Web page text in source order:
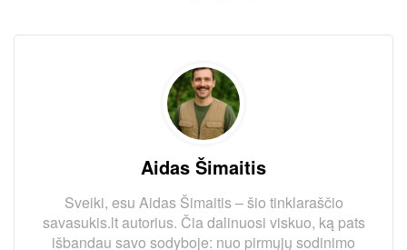
Aidas Šimaitis
Sveiki, esu Aidas Šimaitis – šio tinklaraščio
savasukis.lt autorius. Čia dalinuosi viskuo, ką pats
išbandau savo sodyboje: nuo pirmųjų sodinimo